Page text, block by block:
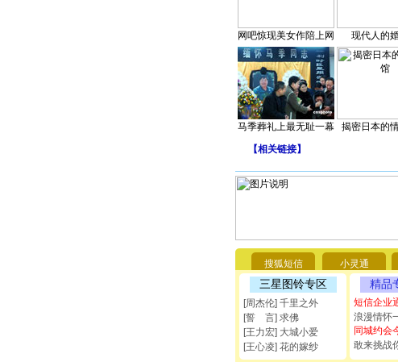
网吧惊现美女作陪上网 现代人的
马季葬礼上最无耻一幕 揭密日本的
【相关链接】
搜狐短信 小灵通
三星图铃专区
[周杰伦] 千里之外
[誓 言] 求佛
[王力宏] 大城小爱
[王心凌] 花的嫁纱
精品
短信企业
浪漫情怀
同城约会
敢来挑战